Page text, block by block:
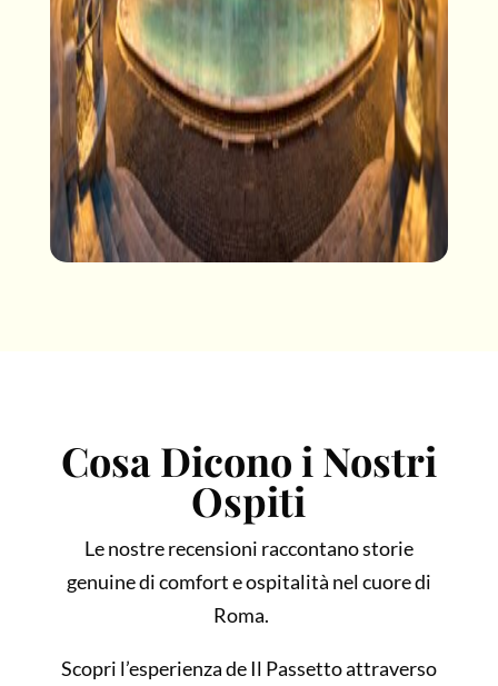
Cosa Dicono i Nostri
Ospiti
Le nostre recensioni raccontano storie
genuine di comfort e ospitalità nel cuore di
Roma.
Scopri l’esperienza de Il Passetto attraverso